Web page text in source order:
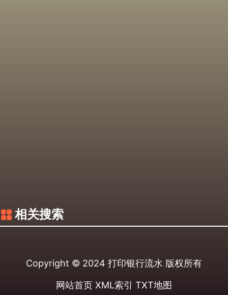
相关搜索
Copyright © 2024 打印银行流水 版权所有
网站首页 XML索引 TXT地图